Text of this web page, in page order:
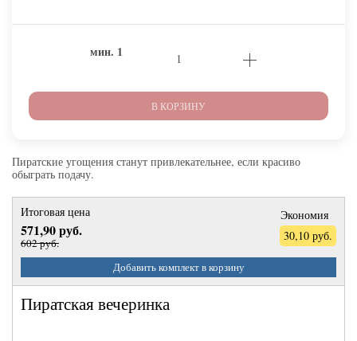
мин. 1
В КОРЗИНУ
Пиратские угощения станут привлекательнее, если красиво
обыграть подачу.
Итоговая цена
571,90 руб.
602 руб.
Экономия
30,10 руб.
Добавить комплект в корзину
Пиратская вечеринка